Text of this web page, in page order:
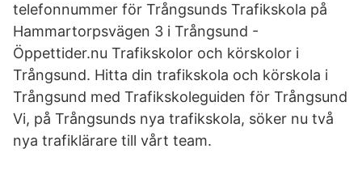
telefonnummer för Trångsunds Trafikskola på
Hammartorpsvägen 3 i Trångsund -
Öppettider.nu Trafikskolor och körskolor i
Trångsund. Hitta din trafikskola och körskola i
Trångsund med Trafikskoleguiden för Trångsund
Vi, på Trångsunds nya trafikskola, söker nu två
nya trafiklärare till vårt team.